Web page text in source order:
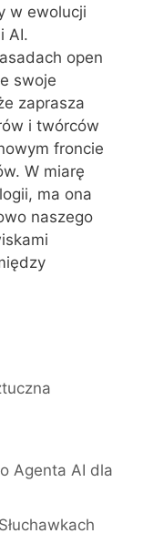
w ewolucji
AI.
open
swoje
zaprasza
i twórców
froncie
W miarę
ma ona
naszego
Agenta AI dla